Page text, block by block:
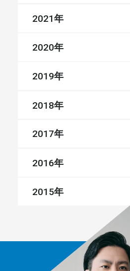
2021年
2020年
2019年
2018年
2017年
2016年
2015年